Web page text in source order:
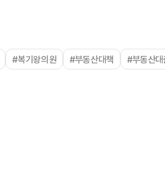
#복기왕의원 #부동산대책
#부동산